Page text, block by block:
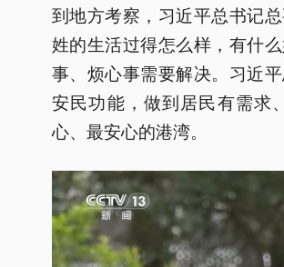
到地方考察，习近平总书记
姓的生活过得怎么样，有什
事、烦心事需要解决。习近
安民功能，做到居民有需求
心、最安心的港湾。